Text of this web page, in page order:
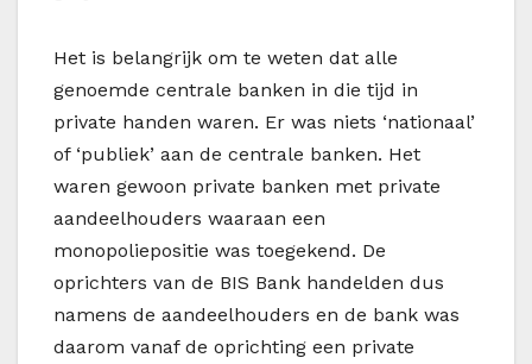
Het is belangrijk om te weten dat alle
genoemde centrale banken in die tijd in
private handen waren. Er was niets ‘nationaal’
of ‘publiek’ aan de centrale banken. Het
waren gewoon private banken met private
aandeelhouders waaraan een
monopoliepositie was toegekend. De
oprichters van de BIS Bank handelden dus
namens de aandeelhouders en de bank was
daarom vanaf de oprichting een private